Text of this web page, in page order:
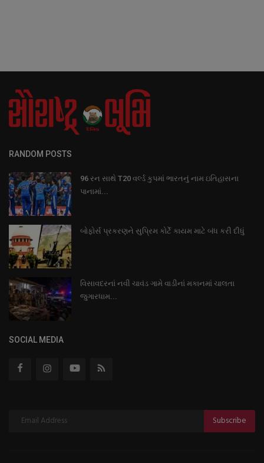
RANDOM POSTS
96 રન સાથે T20 વર્લ્ડ કુપમાં ભારતનું નામ ઇતિહાસના
પાનામાં...
બોફોર્સ પ્રકરણને સુપ્રિમ કોર્ટે કાયમ માટે બંધ કરી દીધું
વિસાવદરનાં નવી ચાવંડ ગામે વાડીનાં મકાનમાં ચાલતા
જુગારધામ...
SOCIAL MEDIA
Subscribe